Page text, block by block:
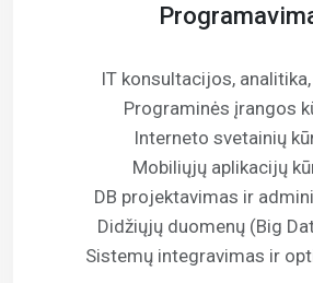
IT konsultacijos,
Programinės įrangos
Interneto svetainių
Mobiliųjų aplikacijų
DB projektavimas ir
Didžiųjų duomenų (Big
Sistemų integravimas ir